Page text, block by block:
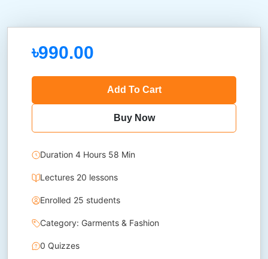
৳990.00
Add To Cart
Buy Now
Duration 4 Hours 58 Min
Lectures 20 lessons
Enrolled 25 students
Category: Garments & Fashion
0 Quizzes